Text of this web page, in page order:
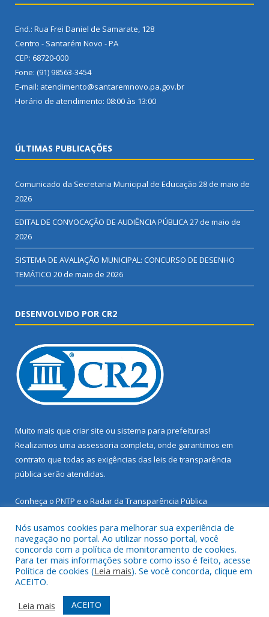
End.: Rua Frei Daniel de Samarate, 128
Centro - Santarém Novo - PA
CEP: 68720-000
Fone: (91) 98563-3454
E-mail: atendimento@santaremnovo.pa.gov.br
Horário de atendimento: 08:00 às 13:00
ÚLTIMAS PUBLICAÇÕES
Comunicado da Secretaria Municipal de Educação 28 de maio de
2026
EDITAL DE CONVOCAÇÃO DE AUDIÊNCIA PÚBLICA27 de maio de
2026
SISTEMA DE AVALIAÇÃO MUNICIPAL: CONCURSO DE DESENHO
TEMÁTICO 20 de maio de 2026
DESENVOLVIDO POR CR2
Muito mais que criar site ou sistema para prefeituras!
Realizamos uma assessoria completa, onde garantimos em
contrato que todas as exigências das leis de transparência
pública serão atendidas.
Conheça o PNTP e o Radar da Transparência Pública
Todos os direitos reservados a Prefeitura Municipal de Santarém
Novo.
Mapa do Site
Acessar Área Administrativa
Nós usamos cookies para melhorar sua experiência de
navegação no portal. Ao utilizar nosso portal, você
concorda com a política de monitoramento de cookies.
Para ter mais informações sobre como isso é feito, acesse
Política de cookies (Leia mais). Se você concorda, clique em
ACEITO.
Leia mais
ACEITO